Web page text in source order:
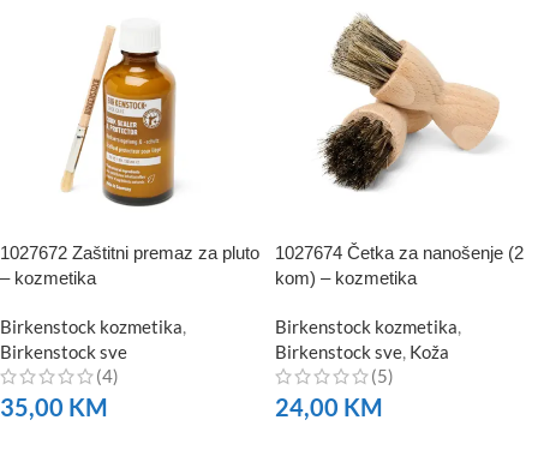
1027672 Zaštitni premaz za pluto
– kozmetika
Birkenstock kozmetika
Birkenstock sve
(4)
35,00 KM
1027674 Četka za nanošenje (2
kom) – kozmetika
Birkenstock kozmetika
Birkenstock sve Koža
(5)
24,00 KM